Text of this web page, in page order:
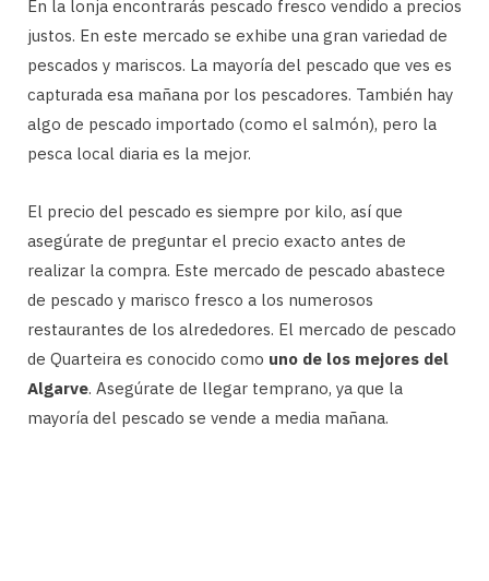
En la lonja encontrarás pescado fresco vendido a precios
justos. En este mercado se exhibe una gran variedad de
pescados y mariscos. La mayoría del pescado que ves es
capturada esa mañana por los pescadores. También hay
algo de pescado importado (como el salmón), pero la
pesca local diaria es la mejor.
El precio del pescado es siempre por kilo, así que
asegúrate de preguntar el precio exacto antes de
realizar la compra. Este mercado de pescado abastece
de pescado y marisco fresco a los numerosos
restaurantes de los alrededores. El mercado de pescado
de Quarteira es conocido como uno de los mejores del
Algarve. Asegúrate de llegar temprano, ya que la
mayoría del pescado se vende a media mañana.